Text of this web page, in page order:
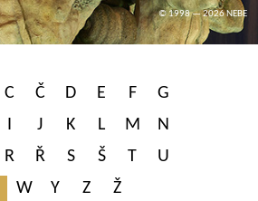
© 1998 — 2026 NEBE
C Č D E F
G
I J K L M
N
R Ř S Š T
U
W Y Z Ž